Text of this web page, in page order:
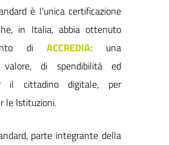
è l’unica certificazione
in Italia, abbia ottenuto
diACCREDIA: una
di spendibilità ed
il cittadino digitale, per
le Istituzioni.
parte integrante della